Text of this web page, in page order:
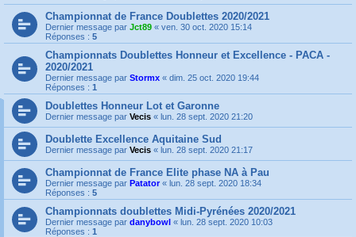
Championnat de France Doublettes 2020/2021
Dernier message par Jct89 « ven. 30 oct. 2020 15:14
Réponses : 5
Championnats Doublettes Honneur et Excellence - PACA -
2020/2021
Dernier message par Stormx « dim. 25 oct. 2020 19:44
Réponses : 1
Doublettes Honneur Lot et Garonne
Dernier message par Vecis « lun. 28 sept. 2020 21:20
Doublette Excellence Aquitaine Sud
Dernier message par Vecis « lun. 28 sept. 2020 21:17
Championnat de France Elite phase NA à Pau
Dernier message par Patator « lun. 28 sept. 2020 18:34
Réponses : 5
Championnats doublettes Midi-Pyrénées 2020/2021
Dernier message par danybowl « lun. 28 sept. 2020 10:03
Réponses : 1